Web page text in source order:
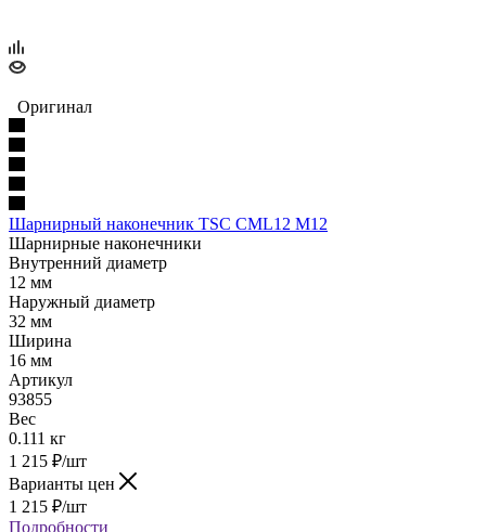
Оригинал
Шарнирный наконечник TSC CML12 M12
Шарнирные наконечники
Внутренний диаметр
12 мм
Наружный диаметр
32 мм
Ширина
16 мм
Артикул
93855
Вес
0.111 кг
1 215 ₽/шт
Варианты цен
1 215 ₽/шт
Подробности